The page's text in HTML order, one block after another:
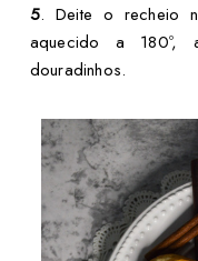
5. Deite o recheio
aquecido a 180º,
douradinhos.